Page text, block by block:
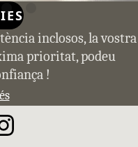
inclosos, la vostra
prioritat, podeu
!